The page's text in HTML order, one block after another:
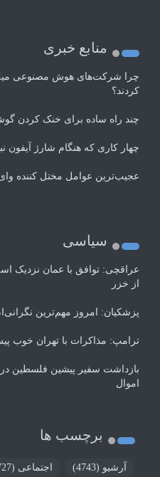
منابع خبری
چرا شرکت‌های هوش مصنوعی
کردند؟
چند راه‌ ساده برای خنک کردن
چهار کاری که هنگام شارژ آیفون
عجیب‌ترین عوامل مختل کننده
سیاسی
از خزر
پزشکیان: امروز مهم‌ترین
ترامپ: مذاکرات با تهران خوب
بازداشت سفیر پیشین فلسطین در
اموال
برچسب ها
آرشیو (4743) اجتماعی (2727)